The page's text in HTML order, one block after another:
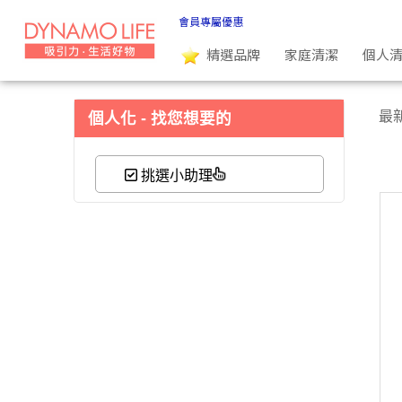
會員專屬優惠
精選品牌 家庭清潔 個人
個人化 - 找您想要的
挑選小助理
最